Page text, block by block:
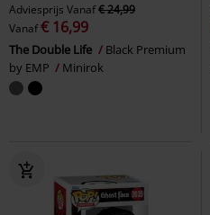
Adviesprijs Vanaf€ 24,99
Vanaf€ 16,99
The Double Life
Black Premium
by EMP
Minirok